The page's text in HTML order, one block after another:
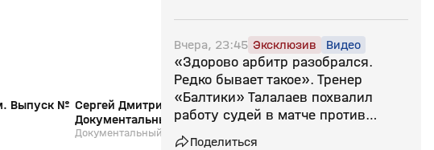
Выпуск № Сергей Дмитриев: «В Зенит, домой!».
Документальный фильм
Документальный фильм
Страна смотрит
24.07.2026
Вчера, 23:45 Эксклюзив Видео
«Здорово арбитр разобрался.
Редко бывает такое». Тренер
«Балтики» Талалаев похвалил
работу судей в матче против
«Зенита»
Поделиться